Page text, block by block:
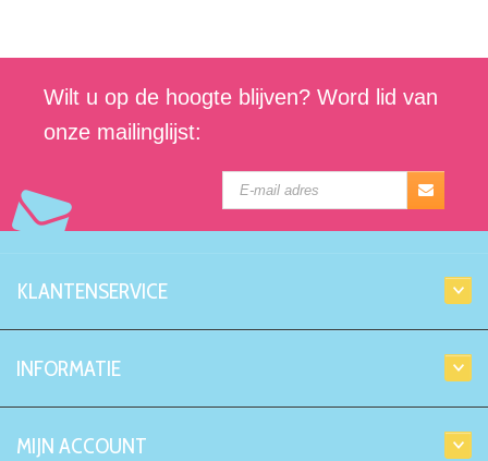
Wilt u op de hoogte blijven? Word lid van
onze mailinglijst:
KLANTENSERVICE
INFORMATIE
MIJN ACCOUNT